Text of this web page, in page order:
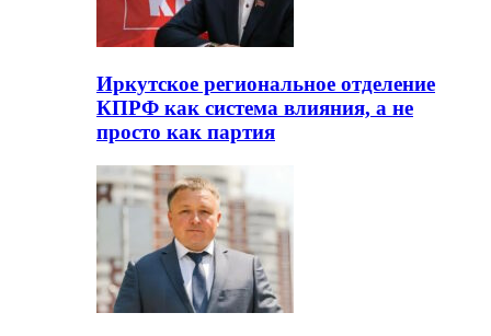
Иркутское региональное отделение
КПРФ как система влияния, а не
просто как партия